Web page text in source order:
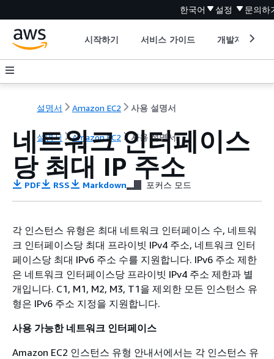
한국어 설정 문의하
시작하기 서비스 가이드 개발자 도구
설명서 Amazon EC2 사용 설명서
설명서 Amazon EC2 사용 설명서
네트워크 인터페이스
당 최대 IP 주소
PDF RSS Markdown 포커스 모드
각 인스턴스 유형은 최대 네트워크 인터페이스 수, 네트워
크 인터페이스당 최대 프라이빗 IPv4 주소, 네트워크 인터
페이스당 최대 IPv6 주소 수를 지원합니다. IPv6 주소 제한
은 네트워크 인터페이스당 프라이빗 IPv4 주소 제한과 별
개입니다. C1, M1, M2, M3, T1을 제외한 모든 인스턴스 유
형은 IPv6 주소 지정을 지원합니다.
사용 가능한 네트워크 인터페이스
Amazon EC2 인스턴스 유형 안내서에서는 각 인스턴스 유